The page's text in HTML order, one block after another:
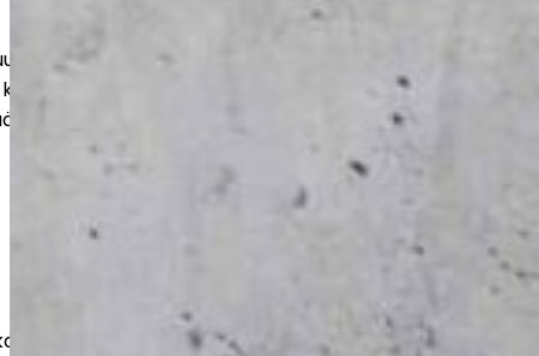
varastoihin ja suuriin tiloihin.
mukaan, jotta lopputulos
aikaa.
julkisille toimijoille luotettavasti ja